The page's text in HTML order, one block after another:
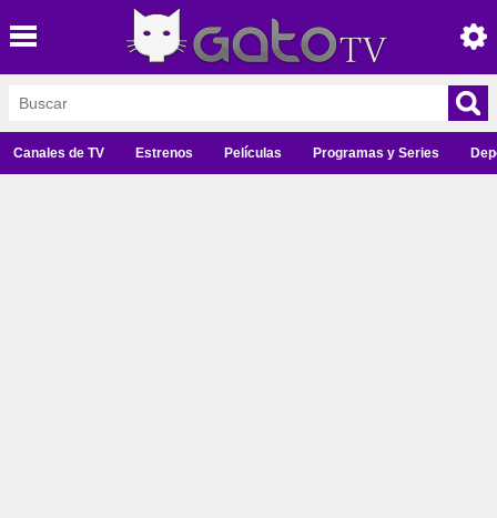
Canales de TV Estrenos Películas Programas y Series